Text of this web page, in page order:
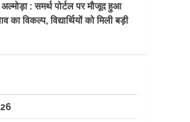
अल्मोड़ा : समर्थ पोर्टल पर मौजूद हुआ
का विकल्प, विद्यार्थियों को मिली बड़ी